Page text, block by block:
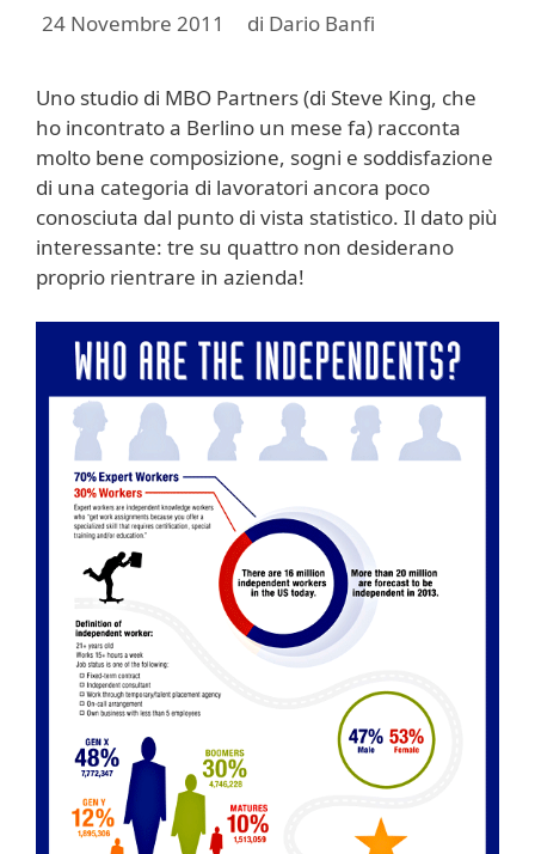
24 Novembre 2011 di Dario Banfi
Uno studio di MBO Partners (di Steve King, che
ho incontrato a Berlino un mese fa) racconta
molto bene composizione, sogni e soddisfazione
di una categoria di lavoratori ancora poco
conosciuta dal punto di vista statistico. Il dato più
interessante: tre su quattro non desiderano
proprio rientrare in azienda!